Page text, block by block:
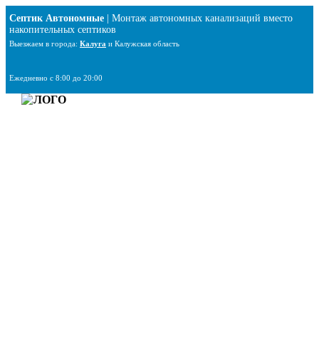
к
содержимому
Септик Автономные | Монтаж автономных канализаций вместо
накопительных септиков
Выезжаем в города: Калуга и Калужская область
Ежедневно с 8:00 до 20:00